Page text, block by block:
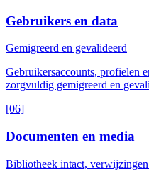
Gebruikers en data
Gemigreerd en gevalideerd
Gebruikersaccounts, profielen
zorgvuldig gemigreerd en
[06]
Documenten en media
Bibliotheek intact,